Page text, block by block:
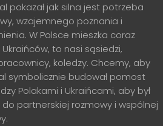
pokazał jak silna jest potrzeba
wzajemnego poznania i
W Polsce mieszka coraz
to nasi sąsiedzi,
koledzy. Chcemy, aby
symbolicznie budował pomost
Polakami i Ukraińcami, aby był
do partnerskiej rozmowy i wspólnej